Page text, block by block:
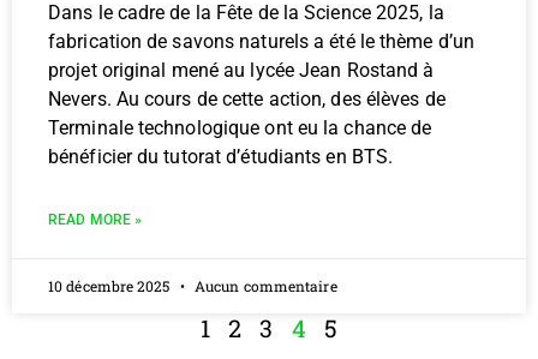
Dans le cadre de la Fête de la Science 2025, la
fabrication de savons naturels a été le thème d’un
projet original mené au lycée Jean Rostand à
Nevers. Au cours de cette action, des élèves de
Terminale technologique ont eu la chance de
bénéficier du tutorat d’étudiants en BTS.
READ MORE »
10 décembre 2025 Aucun commentaire
1 2 3 4 5